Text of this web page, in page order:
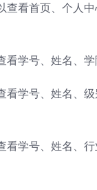
看首页、个人
学号、姓名、
学号、姓名、
学号、姓名、